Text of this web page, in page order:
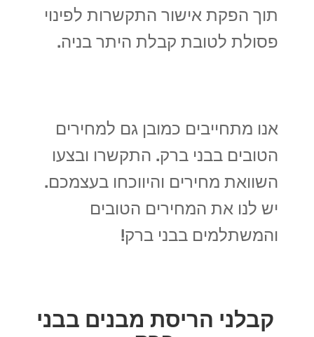
תוך הפקת אישור התקשרות לפינוי
פסולת לטובת קבלת היתר בניה.
אנו מתחייבים כמובן גם למחירים
הטובים בבני ברק. התקשרו ובצעו
השוואת מחירים והיווכחו בעצמכם.
יש לנו את המחירים הטובים
והמשתלמים בבני ברק!
קבלני הריסת מבנים בבני